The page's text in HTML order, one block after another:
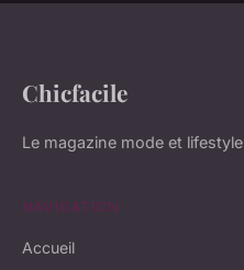
Chicfacile
Le magazine mode et
NAVIGATION
Accueil